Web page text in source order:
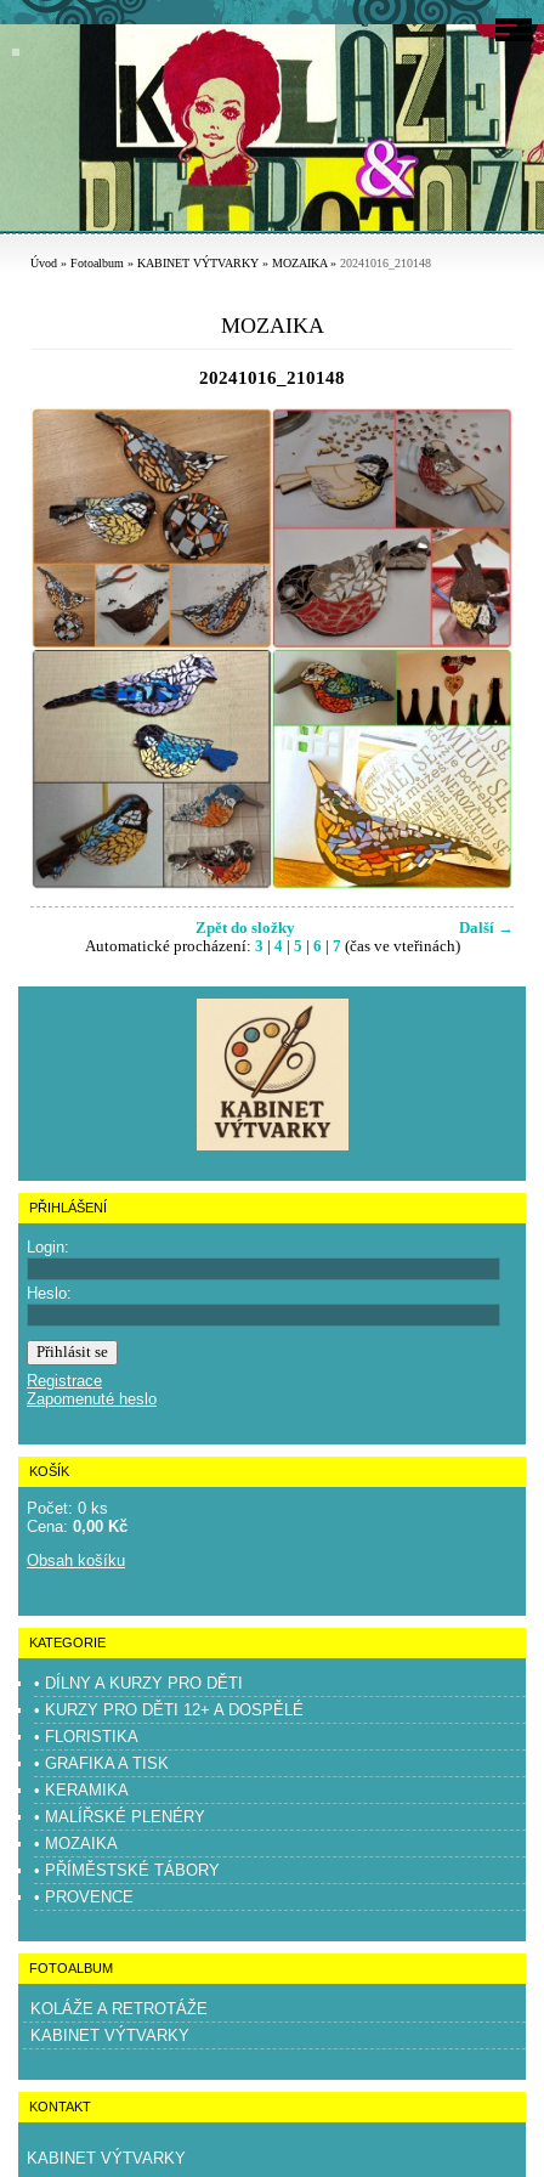
Úvod » Fotoalbum » KABINET VÝTVARKY » MOZAIKA» 20241016_210148
MOZAIKA
20241016_210148
Další →
Zpět do složky
Automatické procházení: 3 4| 5 6 7(čas ve vteřinách)
PŘIHLÁŠENÍ
Login:
Heslo:
Registrace
Zapomenuté heslo
KOŠÍK
Počet: 0 ks
Cena: 0,00 Kč
Obsah košíku
KATEGORIE
• DÍLNY A KURZY PRO DĚTI
• KURZY PRO DĚTI 12+ A DOSPĚLÉ
• FLORISTIKA
• GRAFIKA A TISK
• KERAMIKA
• MALÍŘSKÉ PLENÉRY
• MOZAIKA
• PŘÍMĚSTSKÉ TÁBORY
• PROVENCE
FOTOALBUM
KOLÁŽE A RETROTÁŽE
KABINET VÝTVARKY
KONTAKT
KABINET VÝTVARKY